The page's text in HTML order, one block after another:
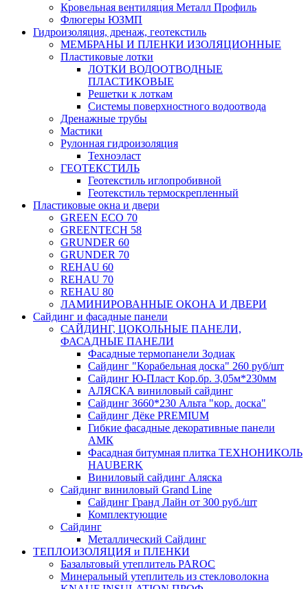
Кровельная вентиляция Металл Профиль
Флюгеры ЮЗМП
Гидроизоляция, дренаж, геотекстиль
МЕМБРАНЫ И ПЛЕНКИ ИЗОЛЯЦИОННЫЕ
Пластиковые лотки
ЛОТКИ ВОДООТВОДНЫЕ
ПЛАСТИКОВЫЕ
Решетки к лоткам
Системы поверхностного водоотвода
Дренажные трубы
Мастики
Рулонная гидроизоляция
Техноэласт
ГЕОТЕКСТИЛЬ
Геотекстиль иглопробивной
Геотекстиль термоскрепленный
Пластиковые окна и двери
GREEN ECO 70
GREENTECH 58
GRUNDER 60
GRUNDER 70
REHAU 60
REHAU 70
REHAU 80
ЛАМИНИРОВАННЫЕ ОКОНА И ДВЕРИ
Сайдинг и фасадные панели
САЙДИНГ, ЦОКОЛЬНЫЕ ПАНЕЛИ,
ФАСАДНЫЕ ПАНЕЛИ
Фасадные термопанели Зодиак
Сайдинг "Корабельная доска" 260 руб/шт
Сайдинг Ю-Пласт Кор.бр. 3,05м*230мм
АЛЯСКА виниловый сайдинг
Сайдинг 3660*230 Альта "кор. доска"
Сайдинг Дёке PREMIUM
Гибкие фасадные декоративные панели
АМК
Фасадная битумная плитка ТЕХНОНИКОЛЬ
HAUBERK
Виниловый сайдинг Аляска
Сайдинг виниловый Grand Line
Сайдинг Гранд Лайн от 300 руб./шт
Комплектующие
Сайдинг
Металлический Сайдинг
ТЕПЛОИЗОЛЯЦИЯ и ПЛЕНКИ
Базальтовый утеплитель PAROC
Минеральный утеплитель из стекловолокна